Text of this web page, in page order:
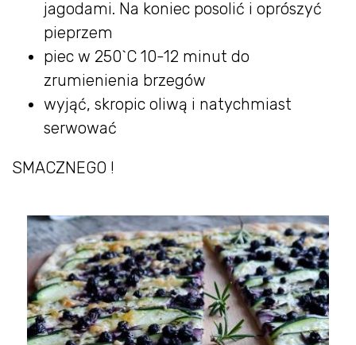
jagodami. Na koniec posolić i oprószyć
pieprzem
piec w 250`C 10-12 minut do
zrumienienia brzegów
wyjąć, skropic oliwą i natychmiast
serwować
SMACZNEGO !